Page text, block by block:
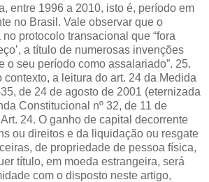
entre 1996 a 2010, isto é, período em
no Brasil. Vale observar que o
protocolo transacional que “fora
a título de numerosas invenções
o seu período como assalariado”. 25.
contexto, a leitura do art. 24 da Medida
de 24 de agosto de 2001 (eternizada
Constitucional nº 32, de 11 de
24. O ganho de capital decorrente
ou direitos e da liquidação ou resgate
de propriedade de pessoa física,
título, em moeda estrangeira, será
com o disposto neste artigo,